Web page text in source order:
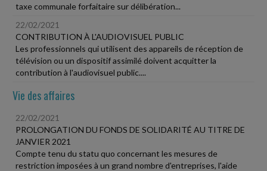
taxe communale forfaitaire sur délibération...
22/02/2021
CONTRIBUTION À L'AUDIOVISUEL PUBLIC
Les professionnels qui utilisent des appareils de réception de
télévision ou un dispositif assimilé doivent acquitter la
contribution à l'audiovisuel public....
Vie des affaires
22/02/2021
PROLONGATION DU FONDS DE SOLIDARITÉ AU TITRE DE
JANVIER 2021
Compte tenu du statu quo concernant les mesures de
restriction imposées à un grand nombre d'entreprises, l'aide